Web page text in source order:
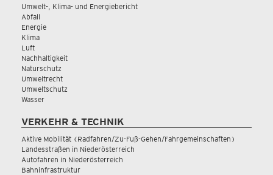
Umwelt-, Klima- und Energiebericht
Abfall
Energie
Klima
Luft
Nachhaltigkeit
Naturschutz
Umweltrecht
Umweltschutz
Wasser
VERKEHR & TECHNIK
Aktive Mobilität (Radfahren/Zu-Fuß-Gehen/Fahrgemeinschaften)
Landesstraßen in Niederösterreich
Autofahren in Niederösterreich
Bahninfrastruktur